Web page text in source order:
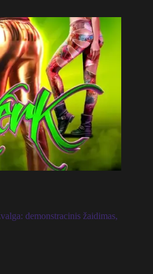
demonstracinis žaidimas,